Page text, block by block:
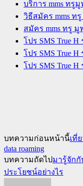
บริการ mms ทรูมู
วิธีสมัคร mms ท
สมัคร mms ทรู มู
โปร SMS True H
โปร SMS True
โปร SMS True H
บทความก่อนหน้านี้เที่
data roaming
บทความถัดไปมารู้จักกั
ประโยชน์อย่างไร